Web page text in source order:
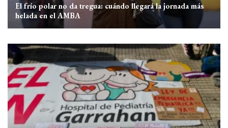
El frío polar no da tregua: cuándo llegará la jornada más
helada en el AMBA